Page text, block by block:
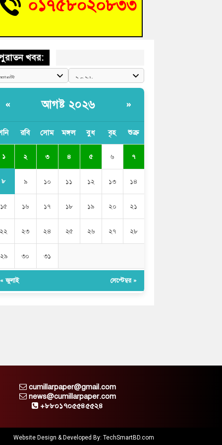
গণঅভ্যুত্থান দিবসে কুমিল্লায় শ্রদ্ধা, র‍্যালি ও সংবর্ধনা
খবর:
« আগষ্ট ২০২৬ »
রবি সোম মঙ্গল বুধ বৃহ শুক্র
১ ২ ৩ ৪ ৫ ৬ ৭
৮ ৯ ১০ ১১ ১২ ১৩ ১৪
১৫ ১৬ ১৭ ১৮ ১৯ ২০ ২১
২২ ২৩ ২৪ ২৫ ২৬ ২৭ ২৮
২৯ ৩০ ৩১
« জুলাই সেপ্টেম্বর »
cumillarpaper@gmail.com
news@cumillarpaper.com
+৮৮০১৭০৫৫৪৫৫২৪
Website Design & Developed By: TechSmartBD.com